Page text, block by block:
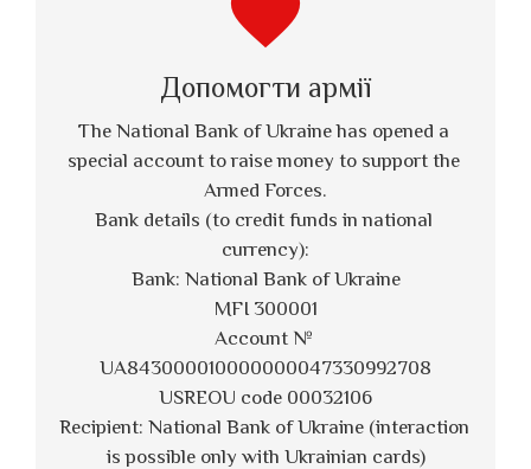
Допомогти армії
The National Bank of Ukraine has opened a
special account to raise money to support the
Armed Forces.
Bank details (to credit funds in national
currency):
Bank: National Bank of Ukraine
MFI 300001
Account №
UA843000010000000047330992708
USREOU code 00032106
Recipient: National Bank of Ukraine (interaction
is possible only with Ukrainian cards)